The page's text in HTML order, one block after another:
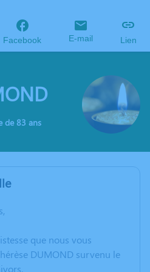
Facebook E-mail Lien
de 83 ans
que nous vous
DUMOND survenu le